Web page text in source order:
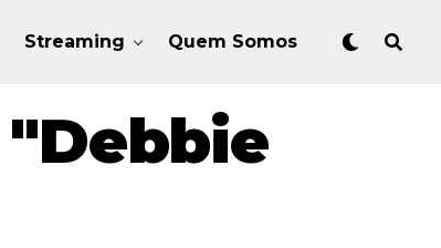
Streaming Quem Somos
"Debbie